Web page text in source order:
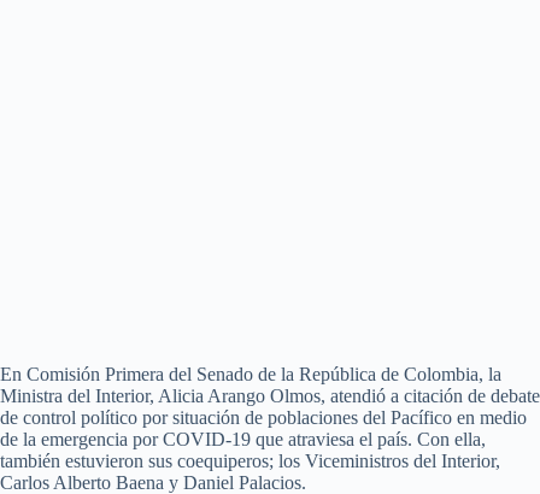
En Comisión Primera del Senado de la República de Colombia, la
Ministra del Interior, Alicia Arango Olmos, atendió a citación de debate
de control político por situación de poblaciones del Pacífico en medio
de la emergencia por COVID-19 que atraviesa el país. Con ella,
también estuvieron sus coequiperos; los Viceministros del Interior,
Carlos Alberto Baena y Daniel Palacios.